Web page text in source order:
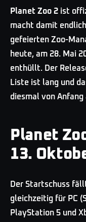
Planet Zoo 2 ist
macht damit
gefeierten Zoo-
heute, am 28. Mai
enthüllt. Der
Liste ist lang und
diesmal von Anfang
Planet
13.
Der Startschuss
gleichzeitig für PC
PlayStation 5 und